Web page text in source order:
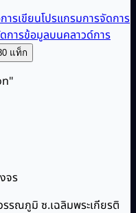
การเขียนโปรแกรมการจัดการ
การข้อมูลบนคลาวด์การ
แท็ก
จร
รณภูมิ ซ.เฉลิมพระเกียรติ